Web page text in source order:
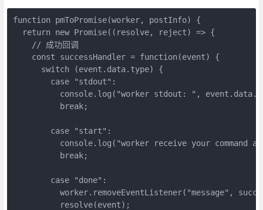
function pmToPromise(worker, postInfo) {
  return new Promise((resolve, reject) => {
    // 成功回调
    const successHandler = function(event) {
      switch (event.data.type) {
        case "stdout":
console.log("worker stdout: ",
          break;
        case "start":
console.log("worker receive your command
          break;
        case "done":
worker.removeEventListener("message",
          resolve(event);